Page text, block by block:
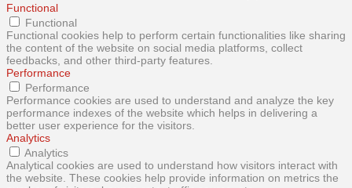
Functional
Functional
Functional cookies help to perform certain functionalities like sharing
the content of the website on social media platforms, collect
feedbacks, and other third-party features.
Performance
Performance
Performance cookies are used to understand and analyze the key
performance indexes of the website which helps in delivering a
better user experience for the visitors.
Analytics
Analytics
Analytical cookies are used to understand how visitors interact with
the website. These cookies help provide information on metrics the